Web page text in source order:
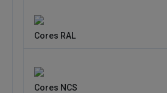
Cores RAL
Cores NCS